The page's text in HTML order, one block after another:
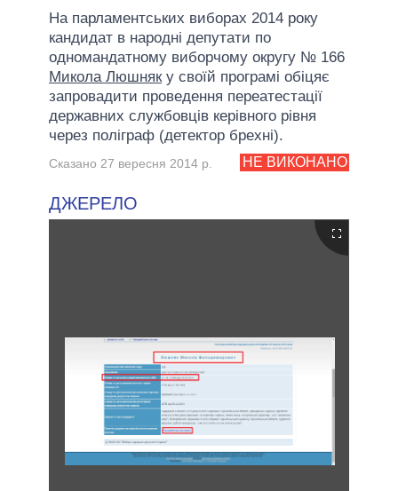
На парламентських виборах 2014 року
кандидат в народні депутати по
одномандатному виборчому округу № 166
Микола Люшняку своїй програмі обіцяє
запровадити проведення переатестації
державних службовців керівного рівня
через поліграф (детектор брехні).
НЕ ВИКОНАНО
Сказано 27 вересня 2014 р.
ДЖЕРЕЛО